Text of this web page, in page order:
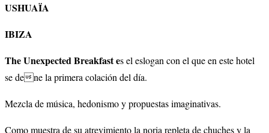
USHUAÏA
IBIZA
The Unexpected Breakfast es el eslogan con el que en este hotel
se dene la primera colación del día.
Mezcla de música, hedonismo y propuestas imaginativas.
Como muestra de su atrevimiento la noria repleta de chuches y la